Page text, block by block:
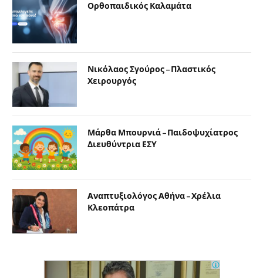
Ορθοπαιδικός Καλαμάτα
Νικόλαος Σγούρος – Πλαστικός
Χειρουργός
Μάρθα Μπουρνιά – Παιδοψυχίατρος
Διευθύντρια ΕΣΥ
Αναπτυξιολόγος Αθήνα – Χρέλια
Κλεοπάτρα